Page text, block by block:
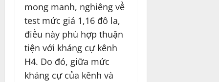
mong manh, nghiêng về
test mức giá 1,16 đô la,
điều này phù hợp thuận
tiện với kháng cự kênh
H4. Do đó, giữa mức
kháng cự của kênh và